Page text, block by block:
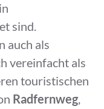
sind.
auch als
vereinfacht als
touristischen
Radfernweg,